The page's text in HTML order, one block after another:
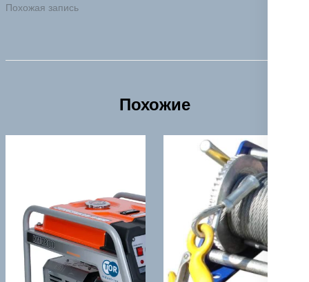
Похожая запись
Похожие